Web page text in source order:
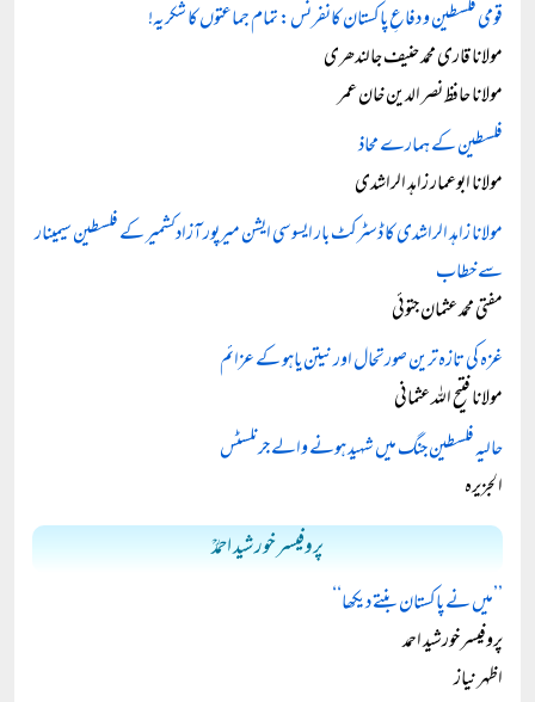
قومی فلسطین و دفاعِ پاکستان کانفرنس: تمام جماعتوں کا شکریہ!
مولانا قاری محمد حنیف جالندھری
مولانا حافظ نصر الدین خان عمر
فلسطین کے ہمارے محاذ
مولانا ابوعمار زاہد الراشدی
مولانا زاہد الراشدی کا ڈسٹرکٹ بار ایسوسی ایشن میرپور آزادکشمیر کے فلسطین سیمینار
سے خطاب
مفتی محمد عثمان جتوئی
غزہ کی تازہ ترین صورتحال اور نیتن یاہو کے عزائم
مولانا فتیح اللہ عثمانی
حالیہ فلسطین جنگ میں شہید ہونے والے جرنلسٹس
الجزیرہ
پروفیسر خورشید احمدؒ
’’میں نے پاکستان بنتے دیکھا‘‘
پروفیسر خورشید احمد
اظہر نیاز